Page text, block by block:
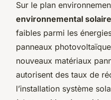
Sur le plan
environnemental solaire
faibles parmi les
panneaux
nouveaux matériaux
autorisent des taux de
l’installation système